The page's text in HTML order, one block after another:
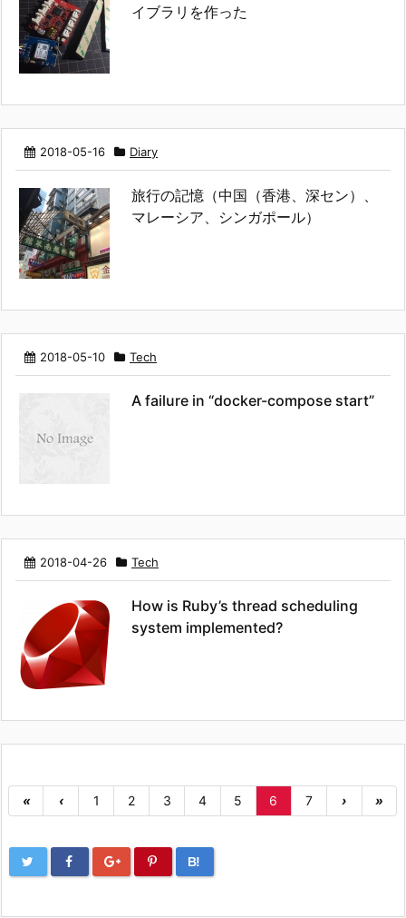
イブラリを作った
2018-05-16 Diary
旅行の記憶（中国（香港、深セン）、
マレーシア、シンガポール）
2018-05-10 Tech
A failure in “docker-compose start”
2018-04-26 Tech
How is Ruby’s thread scheduling
system implemented?
« ‹ 1 2 3 4 5 6 7 › »
B!